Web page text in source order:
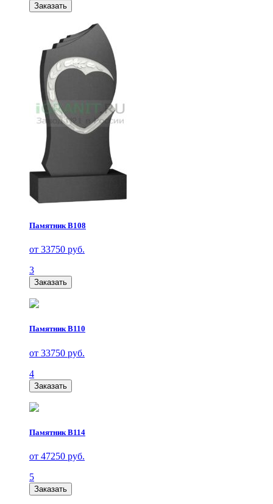
Заказать
Памятник В108
от 33750 руб.
3
Заказать
Памятник В110
от 33750 руб.
4
Заказать
Памятник В114
от 47250 руб.
5
Заказать